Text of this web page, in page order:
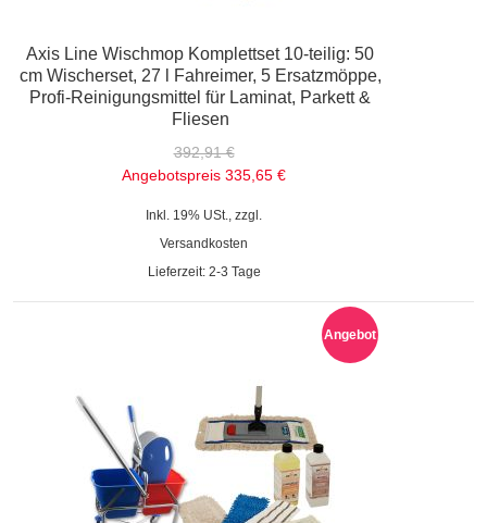
Axis Line Wischmop Komplettset 10-teilig: 50
cm Wischerset, 27 l Fahreimer, 5 Ersatzmöppe,
Profi-Reinigungsmittel für Laminat, Parkett &
Fliesen
392,91 €
Angebotspreis 335,65 €
Inkl. 19% USt., zzgl.
Versandkosten
Lieferzeit: 2-3 Tage
Angebot